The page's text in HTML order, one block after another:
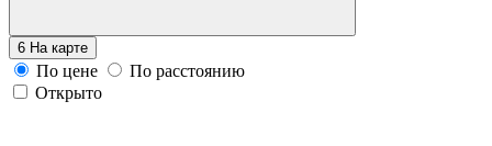
6 На карте
По цене
По расстоянию
Открыто